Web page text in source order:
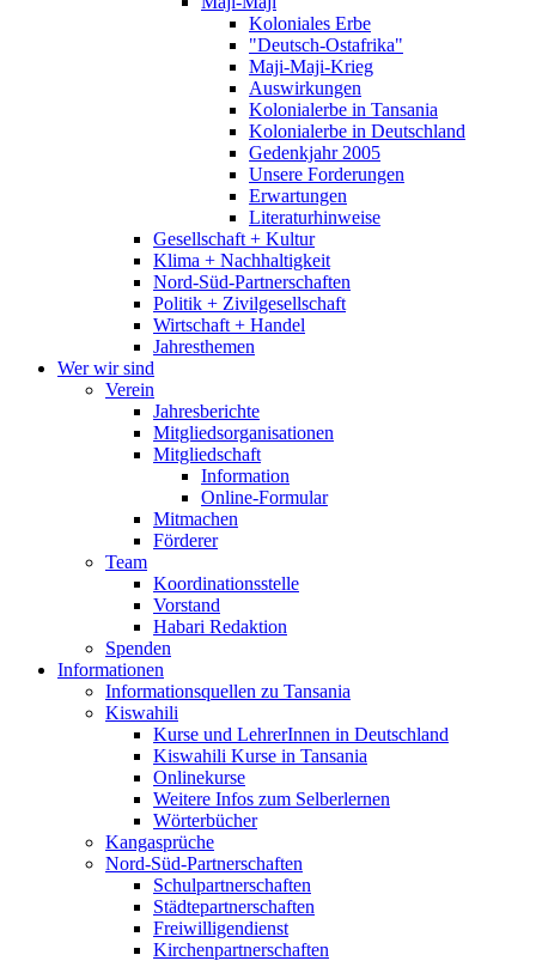
Koloniales Erbe
"Deutsch-Ostafrika"
Maji-Maji-Krieg
Auswirkungen
Kolonialerbe in Tansania
Kolonialerbe in Deutschland
Gedenkjahr 2005
Unsere Forderungen
Erwartungen
Literaturhinweise
Gesellschaft + Kultur
Klima + Nachhaltigkeit
Nord-Süd-Partnerschaften
Politik + Zivilgesellschaft
Wirtschaft + Handel
Jahresthemen
Wer wir sind
Verein
Jahresberichte
Mitgliedsorganisationen
Mitgliedschaft
Information
Online-Formular
Mitmachen
Förderer
Team
Koordinationsstelle
Vorstand
Habari Redaktion
Spenden
Informationen
Informationsquellen zu Tansania
Kiswahili
Kurse und LehrerInnen in Deutschland
Kiswahili Kurse in Tansania
Onlinekurse
Weitere Infos zum Selberlernen
Wörterbücher
Kangasprüche
Nord-Süd-Partnerschaften
Schulpartnerschaften
Städtepartnerschaften
Freiwilligendienst
Kirchenpartnerschaften